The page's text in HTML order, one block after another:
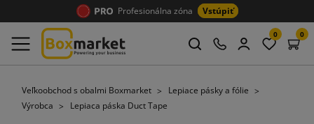
Profesionálna zóna Vstúpiť
0 0
Veľkoobchod s obalmi Boxmarket
Lepiace pásky a fólie
Výrobca
Lepiaca páska Duct Tape